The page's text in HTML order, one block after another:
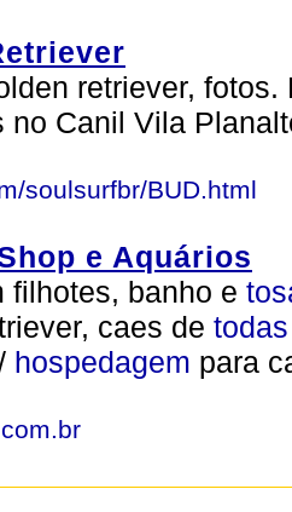
retriever,
no Canil Vila
soulsurfbr/BUD.html
e Aquários
filhotes, banho e
caes de todas
hospedagem para